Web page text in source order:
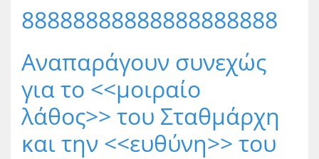
88888888888888888888
Αναπαράγουν συνεχώς
για το <<μοιραίο
λάθος>> του Σταθμάρχη
και την <<ευθύνη>> του